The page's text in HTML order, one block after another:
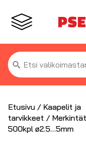
Etsi:
Etusivu / Kaapelit ja
tarvikkeet /
500kpl ø2.5…5mm